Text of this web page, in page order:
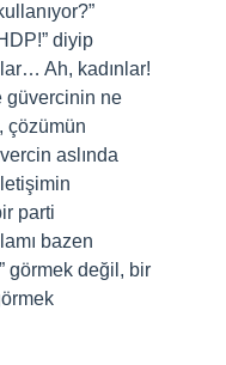
diyip
Ah, kadınlar!
güvercinin ne
çözümün
aslında
parti
bazen
görmek değil, bir